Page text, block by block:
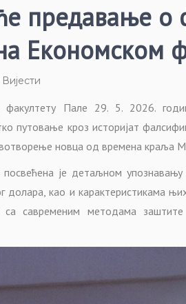
предавање
Економском
Вијести
Пале 29. 5. 2026.
путовање кроз историјат
новца од времена краља
је детаљном
долара, као и карактеристикама
са савременим методама